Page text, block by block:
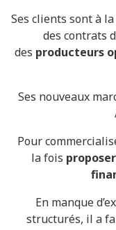
Ses clients sont à
des contrats
des producteurs
Ses nouveaux
Pour
la fois
En manque
structurés, il a